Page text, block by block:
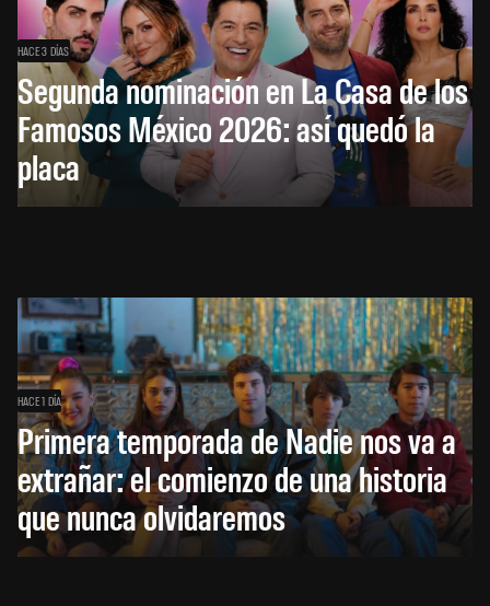
HACE 3 DÍAS
Segunda nominación en La Casa de los
Famosos México 2026: así quedó la
placa
HACE 1 DÍA
Primera temporada de Nadie nos va a
extrañar: el comienzo de una historia
que nunca olvidaremos